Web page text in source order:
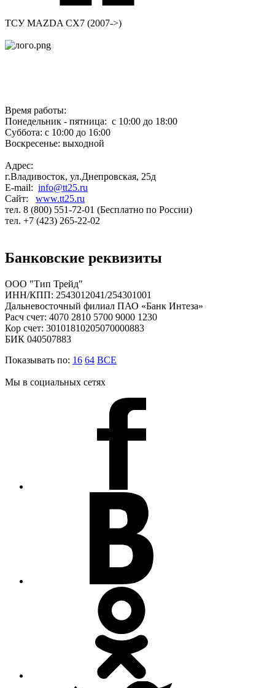
ТСУ MAZDA CX7 (2007->)
Время работы:
Понедельник - пятница: с 10:00 до 18:00
Суббота: с 10:00 до 16:00
Воскресенье: выходной
Адрес:
г.Владивосток, ул.Днепровская, 25д
E-mail: info@tt25.ru
Сайт: www.tt25.ru
тел. 8 (800) 551-72-01 (Бесплатно по России)
тел. +7 (423) 265-22-02
Банковские реквизиты
ООО "Тип Трейд"
ИНН/КПП: 2543012041/254301001
Дальневосточный филиал ПАО «Банк Интеза»
Расч счет: 4070 2810 5700 9000 1230
Кор счет: 30101810205070000883
БИК 040507883
Показывать по: 16 64 ВСЕ
Мы в социальных сетях